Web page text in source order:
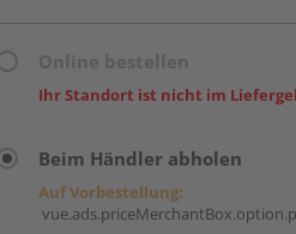
Ihr Standort ist nicht im
Beim Händler abholen
Auf Vorbestellung: